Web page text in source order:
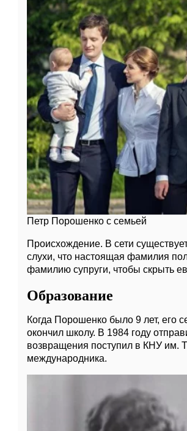
Петр Порошенко с семьей
Происхождение. В сети
слухи, что настоящая фамилия
фамилию супруги, чтобы скрыть
Образование
Когда Порошенко было 9 лет, его
окончил школу. В 1984 году
возвращения поступил в КНУ им.
международника.